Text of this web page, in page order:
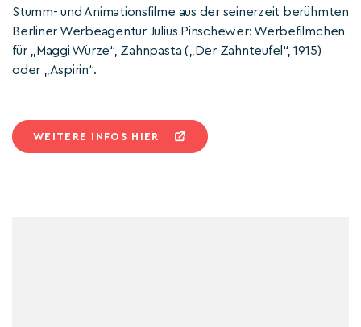
Stumm- und Animationsfilme aus der seinerzeit berühmten
Berliner Werbeagentur Julius Pinschewer: Werbefilmchen
für „Maggi Würze“, Zahnpasta („Der Zahnteufel“, 1915)
oder „Aspirin“.
WEITERE INFOS HIER